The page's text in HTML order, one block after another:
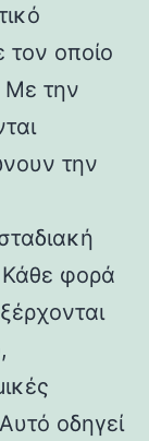
οποίο
Με την
την
Κάθε φορά
οδηγεί